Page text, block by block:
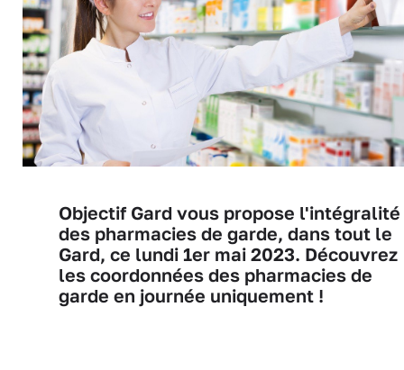
Objectif Gard vous propose l'intégralité
des pharmacies de garde, dans tout le
Gard, ce lundi 1er mai 2023. Découvrez
les coordonnées des pharmacies de
garde en journée uniquement !